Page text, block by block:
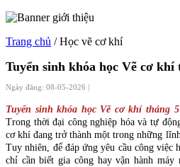
Trang chủ / Học vẽ cơ khí
Tuyển sinh khóa học Vẽ cơ khí
Ngày đăng: 08-05-2026 |
Tuyển sinh khóa học Vẽ cơ khí tháng
Trong thời đại công nghiệp hóa và tự
cơ khí đang trở thành một trong những
Tuy nhiên, để đáp ứng yêu cầu công việc
chỉ cần biết gia công hay vận hành máy